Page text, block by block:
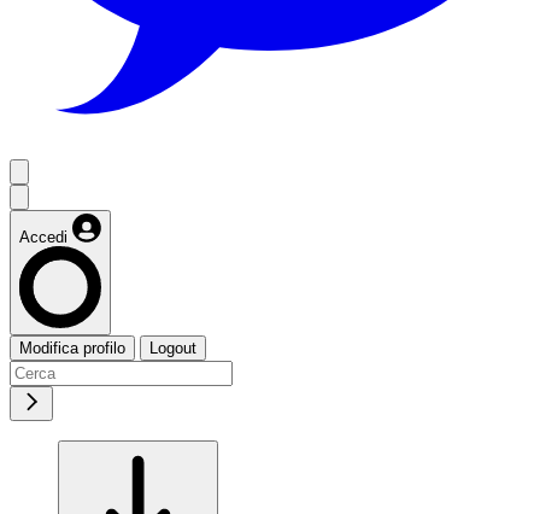
Accedi
Modifica profilo Logout